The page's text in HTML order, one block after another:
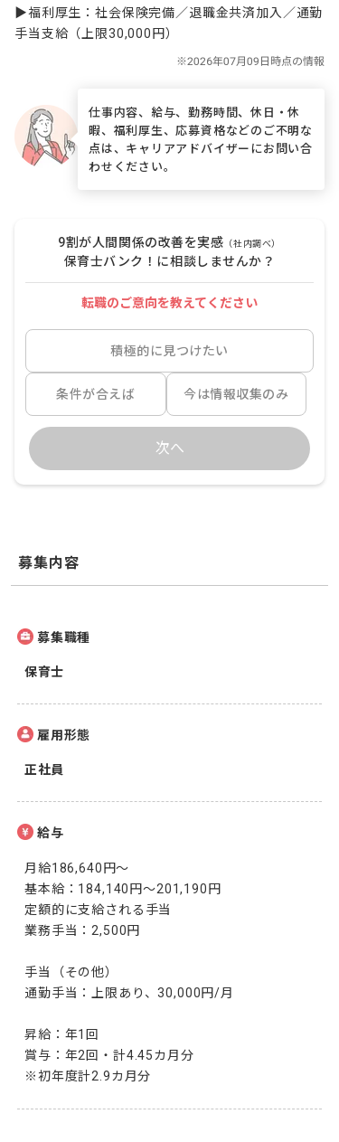
▶福利厚生：社会保険完備／退職金共済加入／通勤
手当支給（上限30,000円）
仕事内容、給与、勤務時間、休日・休
暇、福利厚生、応募資格などのご不明な
点は、キャリアアドバイザーにお問い合
わせください。
9割が人間関係の改善を実感 （社内調べ）
保育士バンク！に相談しませんか？
転職のご意向を教えてください
積極的に見つけたい
条件が合えば 今は情報収集のみ
次へ
募集内容
募集職種
保育士
雇用形態
正社員
給与
月給186,640円～
基本給：184,140円～201,190円
定額的に支給される手当
業務手当：2,500円
手当（その他）
通勤手当：上限あり、30,000円/月
昇給：年1回
賞与：年2回・計4.45カ月分
※初年度計2.9カ月分